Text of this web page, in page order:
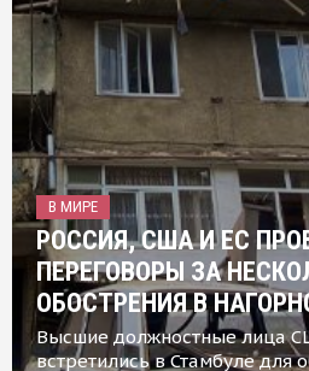
В МИРЕ
РОССИЯ, США И ЕС
ПЕРЕГОВОРЫ ЗА
ОБОСТРЕНИЯ В
Высшие должностные лица
встретились в Стамбуле для